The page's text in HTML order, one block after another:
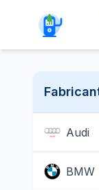
Audi
BMW